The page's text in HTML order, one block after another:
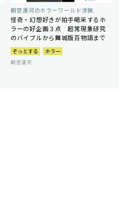
朝宮運河のホラーワールド渉猟
怪奇・幻想好きが拍手喝采するホ
ラーの好企画３点 超常現象研究
のバイブルから舞城版百物語まで
ぞっとする
ホラー
朝宮運河